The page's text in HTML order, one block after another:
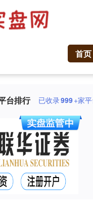
首页
台排行 已收录999+家